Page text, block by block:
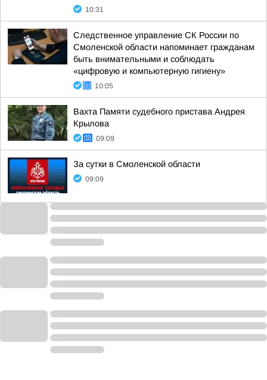
10:31
Следственное управление СК России по
Смоленской области напоминает гражданам
быть внимательными и соблюдать
«цифровую и компьютерную гигиену»
10:05
Вахта Памяти судебного пристава Андрея
Крылова
09:09
За сутки в Смоленской области
09:09